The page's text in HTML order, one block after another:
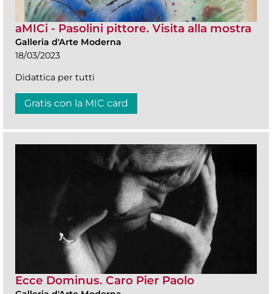
aMICi - Pasolini pittore. Visita alla mostra
Galleria d'Arte Moderna
18/03/2023
Didattica per tutti
Gratis con la MIC card
Ecce Dominus. Caro Pier Paolo